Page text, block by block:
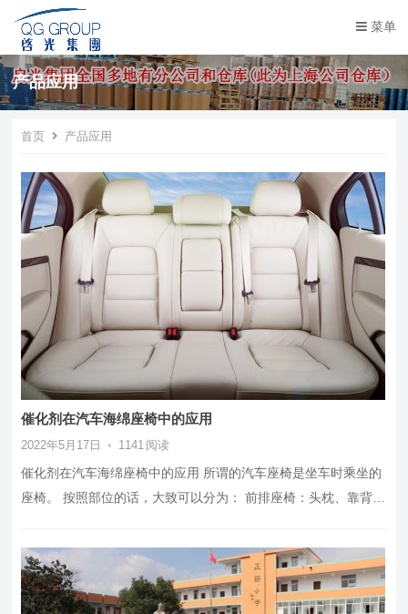
菜单
产品应用
首页 产品应用
催化剂在汽车海绵座椅中的应用
2022年5月17日 • 1141 阅读
催化剂在汽车海绵座椅中的应用 所谓的汽车座椅是坐车时乘坐的
座椅。 按照部位的话，大致可以分为： 前排座椅：头枕、靠背、